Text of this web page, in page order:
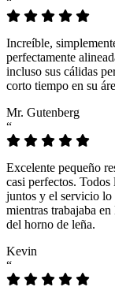
Increíble,
perfectamente
incluso sus cálidas
corto tiempo en su
Mr. Gutenberg
“
Excelente pequeño
casi perfectos.
juntos y el servicio lo
mientras trabajaba
del horno de leña.
Kevin
“